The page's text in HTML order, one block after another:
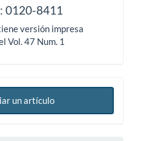
0120-8411
versión impresa
Vol. 47 Num. 1
un artículo